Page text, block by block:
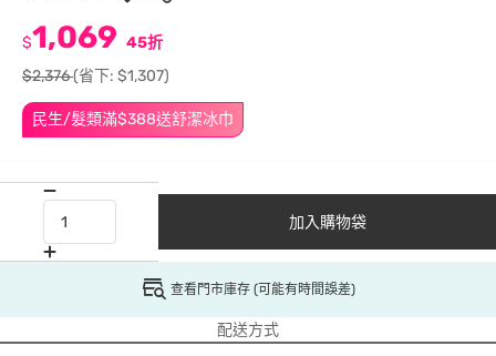
民生/髮類滿$388送舒潔冰巾
$1,069 45折
$2,376(省下: $1,307)
加入購物袋
查看門市庫存 (可能有時間誤差)
配送方式